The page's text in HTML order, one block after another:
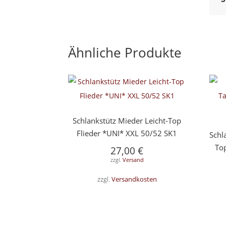
Ähnliche Produkte
Schlankstütz Mieder Leicht-Top
Flieder *UNI* XXL 50/52 SK1
27,00€
zzgl. Versand
zzgl. Versandkosten